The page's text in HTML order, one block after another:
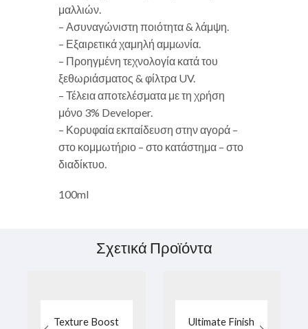
μαλλιών.
– Ασυναγώνιστη ποιότητα & λάμψη.
– Εξαιρετικά χαμηλή αμμωνία.
– Προηγμένη τεχνολογία κατά του
ξεθωριάσματος & φίλτρα UV.
– Τέλεια αποτελέσματα με τη χρήση
μόνο 3% Developer.
– Κορυφαία εκπαίδευση στην αγορά –
στο κομμωτήριο – στο κατάστημα – στο
διαδίκτυο.
100ml
Σχετικά Προϊόντα
Texture Boost
Ultimate Finish